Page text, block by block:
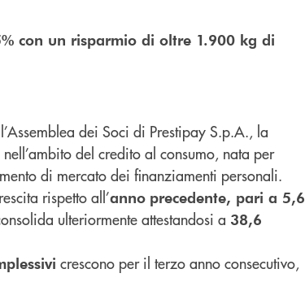
con un risparmio di oltre 1.900 kg di
dei Soci di Prestipay S.p.A., la
del credito al consumo, nata per
di mercato dei finanziamenti personali.
rispetto all’anno precedente, pari a 5,6
ulteriormente attestandosi a 38,6
crescono per il terzo anno consecutivo,